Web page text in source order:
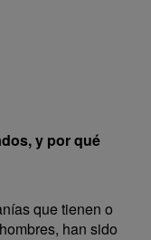
y por qué
que tienen o
han sido